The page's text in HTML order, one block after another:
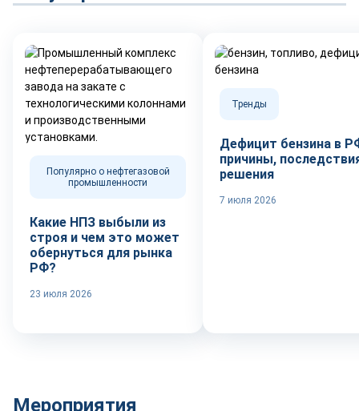
Популярно о нефтегазовой
промышленности
Какие НПЗ выбыли из
строя и чем это может
обернуться для рынка
РФ?
23 июля 2026
Тренды
Дефицит бензина в
причины,
решения
7 июля 2026
Мероприятия